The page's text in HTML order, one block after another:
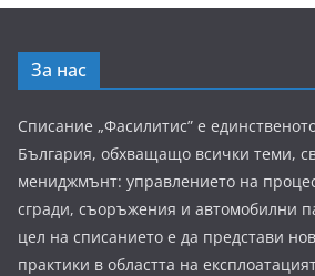
За нас
Списание „Фасилитис” е
България, обхващащо всички теми,
мениджмънт: управлението на
сгради, съоръжения и автомобилни
цел на списанието е да представи
практики в областта на